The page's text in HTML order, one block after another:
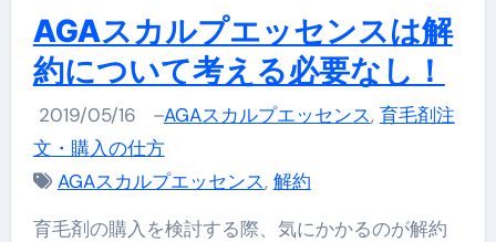
AGAスカルプエッセンスは解
約について考える必要なし！
2019/05/16 –AGAスカルプエッセンス, 育毛剤注
文・購入の仕方
AGAスカルプエッセンス, 解約
育毛剤の購入を検討する際、気にかかるのが解約